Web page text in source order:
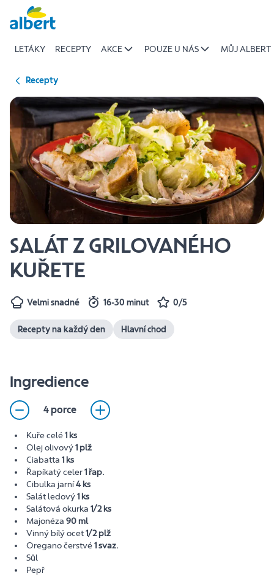
Přeskočit
LETÁKY RECEPTY AKCE POUZE U NÁS MŮJ ALBERT
Recepty
SALÁT Z GRILOVANÉHO
KUŘETE
Velmi snadné 16-30 minut 0/5
Recepty na každý den Hlavní chod
Ingredience
4 porce
Kuře celé1 ks
Olej olivový1 plž
Ciabatta 1 ks
Řapíkatý celer1 řap.
Cibulka jarní4 ks
Salát ledový1 ks
Salátová okurka 1/2 ks
Majonéza 90 ml
Vinný bílý ocet1/2 plž
Oregano čerstvé1 svaz.
Sůl
Pepř